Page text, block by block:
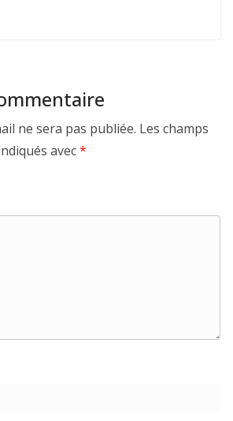
ne sera pas publiée. Les champs
avec*